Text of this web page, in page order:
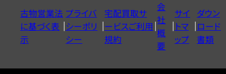
ヤ
ル
0120604117
古物営業法
に基づく表
示
プライバ
シーポリ
シー
宅配買取サ
ービスご利用
規約
会
社
概
要
サイ
トマ
ップ
ダウン
ロード
書類